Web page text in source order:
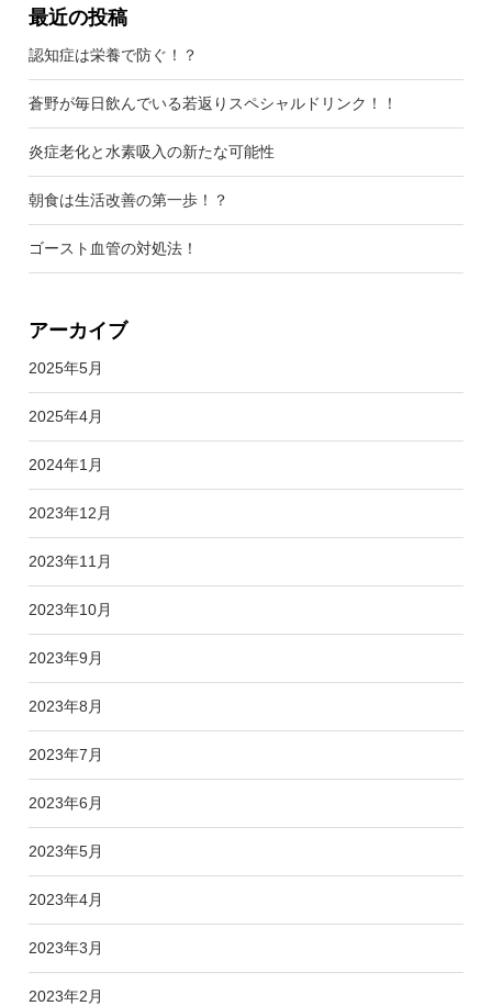
最近の投稿
認知症は栄養で防ぐ！？
蒼野が毎日飲んでいる若返りスペシャルドリンク！！
炎症老化と水素吸入の新たな可能性
朝食は生活改善の第一歩！？
ゴースト血管の対処法！
アーカイブ
2025年5月
2025年4月
2024年1月
2023年12月
2023年11月
2023年10月
2023年9月
2023年8月
2023年7月
2023年6月
2023年5月
2023年4月
2023年3月
2023年2月